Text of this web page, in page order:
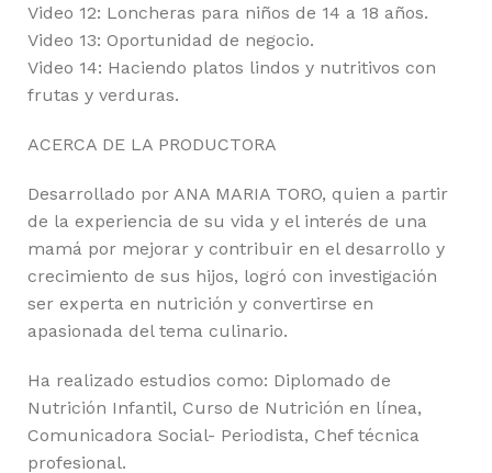
Video 12: Loncheras para niños de 14 a 18 años.
Video 13: Oportunidad de negocio.
Video 14: Haciendo platos lindos y nutritivos con
frutas y verduras.
ACERCA DE LA PRODUCTORA
Desarrollado por ANA MARIA TORO, quien a partir
de la experiencia de su vida y el interés de una
mamá por mejorar y contribuir en el desarrollo y
crecimiento de sus hijos, logró con investigación
ser experta en nutrición y convertirse en
apasionada del tema culinario.
Ha realizado estudios como: Diplomado de
Nutrición Infantil, Curso de Nutrición en línea,
Comunicadora Social- Periodista, Chef técnica
profesional.